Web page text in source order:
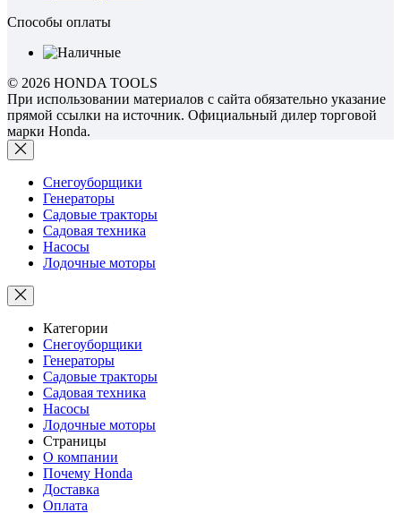
Способы оплаты
© 2026 HONDA TOOLS
При использовании материалов с сайта обязательно указание
прямой ссылки на источник. Официальный дилер торговой
марки Honda.
Снегоуборщики
Генераторы
Садовые тракторы
Садовая техника
Насосы
Лодочные моторы
Категории
Снегоуборщики
Генераторы
Садовые тракторы
Садовая техника
Насосы
Лодочные моторы
Страницы
О компании
Почему Honda
Доставка
Оплата